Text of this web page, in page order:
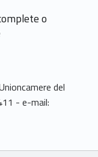
o
del
- e-mail: